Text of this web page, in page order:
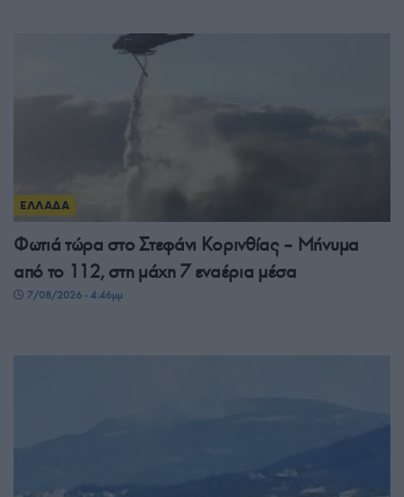
ΕΛΛΑΔΑ
Φωτιά τώρα στο Στεφάνι Κορινθίας – Μήνυμα
από το 112, στη μάχη 7 εναέρια μέσα
7/08/2026 - 4:46μμ